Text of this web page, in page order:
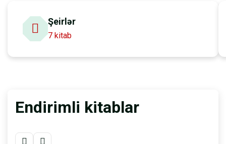
Şeirlər
7 kitab
Endirimli kitablar